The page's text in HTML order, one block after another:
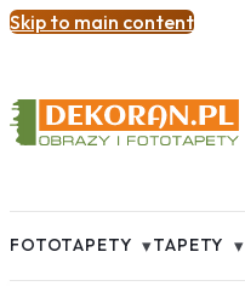
Skip to main content
FOTOTAPETY ▾TAPETY ▾